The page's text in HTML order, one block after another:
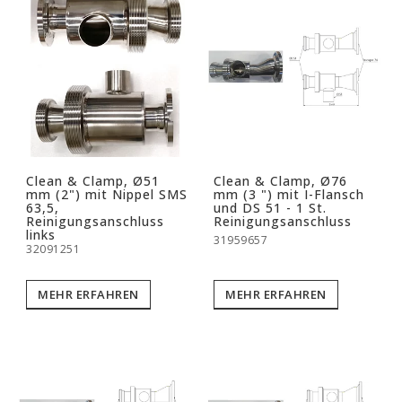
Clean & Clamp, Ø51
mm (2") mit Nippel SMS
63,5,
Reinigungsanschluss
links
32091251
MEHR ERFAHREN
Clean & Clamp, Ø76
mm (3 ") mit I-Flansch
und DS 51 - 1 St.
Reinigungsanschluss
31959657
MEHR ERFAHREN